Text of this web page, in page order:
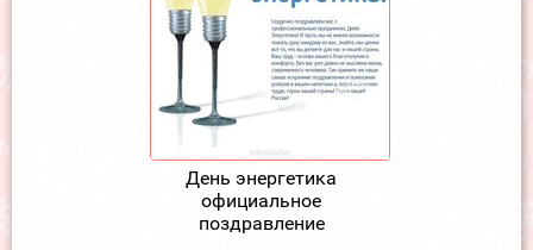
День энергетика
официальное
поздравление